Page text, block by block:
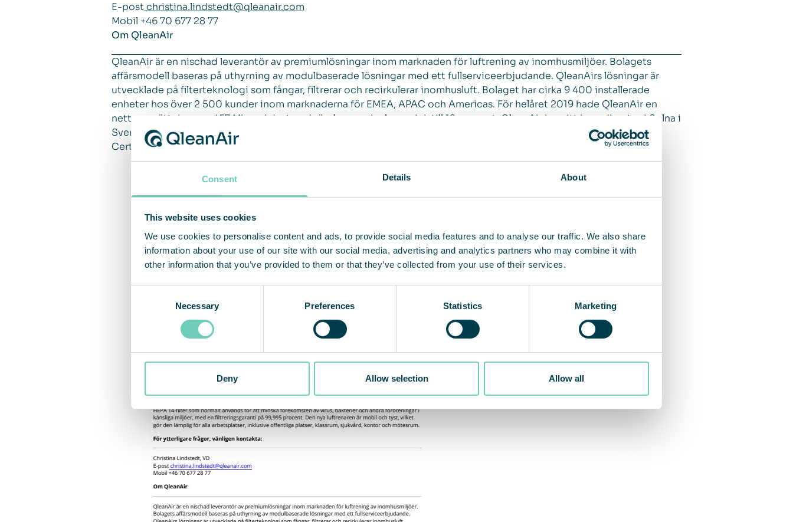
Consent Details About
This website uses cookies
We use cookies to personalise content and ads, to provide social media features and to analyse our traffic. We also share
information about your use of our site with our social media, advertising and analytics partners who may combine it with
other information that you’ve provided to them or that they’ve collected from your use of their services.
Necessary Preferences Statistics Marketing
Deny Allow selection Allow all
E-post christina.lindstedt@qleanair.com
Mobil +46 70 677 28 77
Om QleanAir
QleanAir är en nischad leverantör av premiumlösningar inom marknaden för luftrening av inomhusmiljöer. Bolagets
affärsmodell baseras på uthyrning av modulbaserade lösningar med ett fullserviceerbjudande. QleanAirs lösningar är
utvecklade på filterteknologi som fångar, filtrerar och recirkulerar inomhusluft. Bolaget har cirka 9 400 installerade
enheter hos över 2 500 kunder inom marknaderna för EMEA, APAC och Americas. För helåret 2019 hade QleanAir en
nettoomsättning om 457 Mkr och justerad rörelsemarginal uppgick till 18 procent. QleanAir har sitt huvudkontor i Solna i
Sverige och aktien handlas på Nasdaq First North Premier Growth Market med kortnamn QAIR. FNCA Sweden är
Certified Adviser 08-528 00 399. Se mer information på hemsidan